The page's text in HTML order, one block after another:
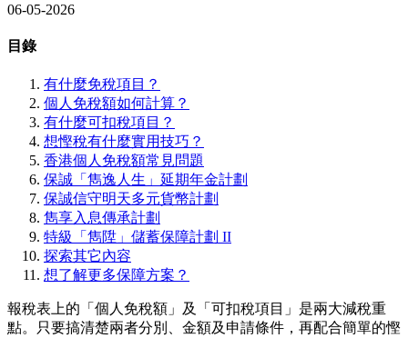
06-05-2026
目錄
有什麼免稅項目？
個人免稅額如何計算？
有什麼可扣稅項目？
想慳稅有什麼實用技巧？
香港個人免稅額常見問題
保誠「雋逸人生」延期年金計劃
保誠信守明天多元貨幣計劃
雋享入息傳承計劃
特級「雋陞」儲蓄保障計劃 II
探索其它內容
想了解更多保障方案？
報稅表上的「個人免稅額」及「可扣稅項目」是兩大減稅重
點。只要搞清楚兩者分別、金額及申請條件，再配合簡單的慳